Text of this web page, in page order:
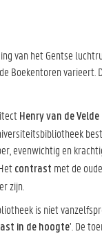
van het Gentse
Boekentoren varieert.
Henry van de Velde
evenwichtig en
contrast met de
zijn.
is niet
in de hoogte’. De